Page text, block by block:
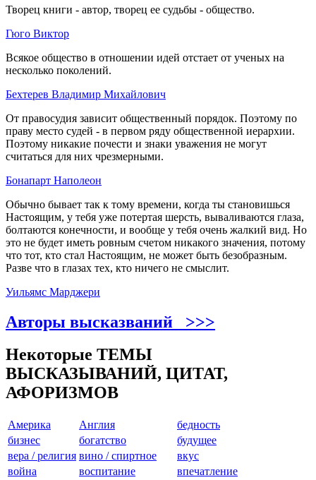
Творец книги - автор, творец ее судьбы - общество.
Гюго Виктор
Всякое общество в отношении идей отстает от ученых на
несколько поколений.
Бехтерев Владимир Михайлович
От правосудия зависит общественный порядок. Поэтому по
праву место судей - в первом ряду общественной иерархии.
Поэтому никакие почести и знаки уважения не могут
считаться для них чрезмерными.
Бонапарт Наполеон
Обычно бывает так к тому времени, когда ты становишься
Настоящим, у тебя уже потертая шерсть, вываливаются глаза,
болтаются конечности, и вообще у тебя очень жалкий вид. Но
это не будет иметь ровным счетом никакого значения, потому
что тот, кто стал Настоящим, не может быть безобразным.
Разве что в глазах тех, кто ничего не смыслит.
Уильямс Марджери
Авторы высказваний >>>
Некоторые ТЕМЫ
ВЫСКАЗЫВАНИЙ, ЦИТАТ,
АФОРИЗМОВ
Америкa Англия
бедность
бизнес
богатство
будущее
вера / религия вино / спиртное
вкус
война
воспитание
впечатление